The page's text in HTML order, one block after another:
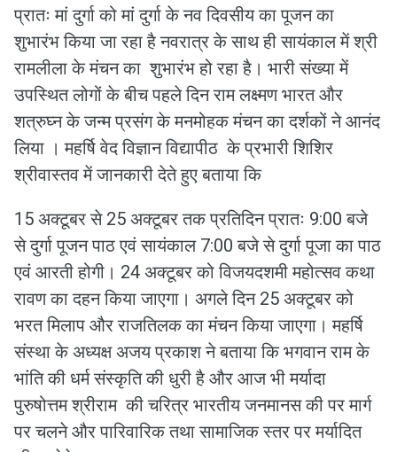
प्रातः मां दुर्गा को मां दुर्गा के नव दिवसीय का पूजन का
शुभारंभ किया जा रहा है नवरात्र के साथ ही सायंकाल में श्री
रामलीला के मंचन का शुभारंभ हो रहा है। भारी संख्या में
उपस्थित लोगों के बीच पहले दिन राम लक्ष्मण भारत और
शत्रुघ्न के जन्म प्रसंग के मनमोहक मंचन का दर्शकों ने आनंद
लिया । महर्षि वेद विज्ञान विद्यापीठ के प्रभारी शिशिर
श्रीवास्तव में जानकारी देते हुए बताया कि
15 अक्टूबर से 25 अक्टूबर तक प्रतिदिन प्रातः 9:00 बजे
से दुर्गा पूजन पाठ एवं सायंकाल 7:00 बजे से दुर्गा पूजा का पाठ
एवं आरती होगी। 24 अक्टूबर को विजयदशमी महोत्सव कथा
रावण का दहन किया जाएगा। अगले दिन 25 अक्टूबर को
भरत मिलाप और राजतिलक का मंचन किया जाएगा। महर्षि
संस्था के अध्यक्ष अजय प्रकाश ने बताया कि भगवान राम के
भांति की धर्म संस्कृति की धुरी है और आज भी मर्यादा
पुरुषोत्तम श्रीराम की चरित्र भारतीय जनमानस की पर मार्ग
पर चलने और पारिवारिक तथा सामाजिक स्तर पर मर्यादित